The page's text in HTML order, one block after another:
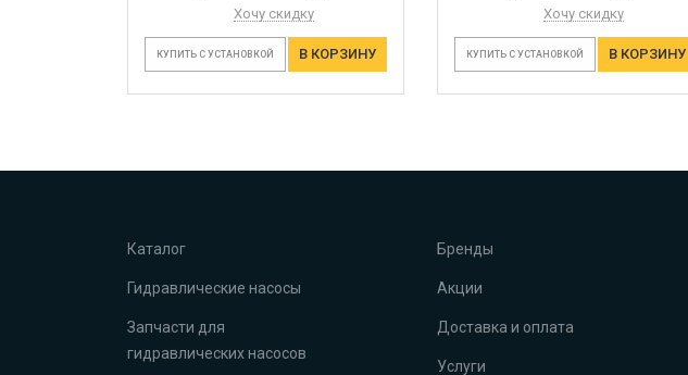
Хочу скидку
КУПИТЬ С УСТАНОВКОЙ В КОРЗИНУ
Хочу скидку
КУПИТЬ С УСТАНОВКОЙ В КОРЗИНУ
Каталог
Гидравлические насосы
Запчасти для
гидравлических насосов
Бренды
Акции
Доставка и оплата
Услуги